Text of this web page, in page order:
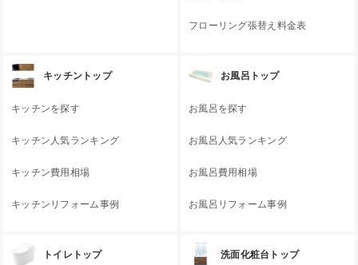
フローリング張替え料金表
キッチントップ
キッチンを探す
キッチン人気ランキング
キッチン費用相場
キッチンリフォーム事例
お風呂トップ
お風呂を探す
お風呂人気ランキング
お風呂費用相場
お風呂リフォーム事例
トイレトップ 洗面化粧台トップ